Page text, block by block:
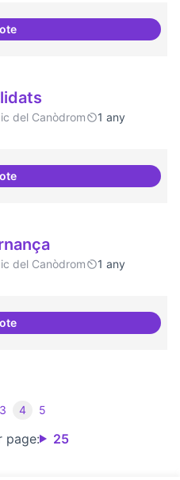
Nivell d'implicació dels residents
del Canòdrom
1 any
10 projectes consolidats
del Canòdrom
1 any
Residències i governança
page: 25
3 4 5